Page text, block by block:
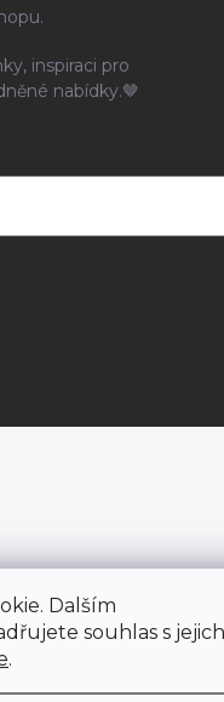
Dalším
souhlas s jejich
.
inspiraci pro
nabídky.🤎